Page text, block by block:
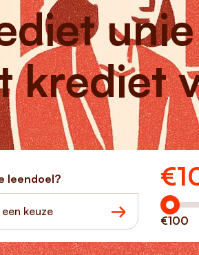
krediet
leendoel?
keuze
€
€100